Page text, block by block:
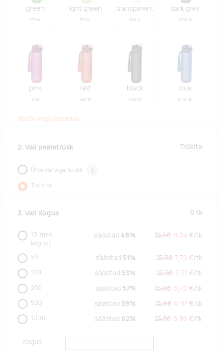
green
179 tk
light green
591 tk
transparent
894 tk
dark grey
2306 tk
pink
6 tk
red
597 tk
black
7725 tk
blue
2444 tk
Vaata kogu laoseisu
2. Vali pealetrükk Trükita
Ühe värviga trükk i
Trükita
3. Vali Kogus 0 tk
10 (min.
kogus)
säästad 48% 15,58 8,04 €/tk
50 säästad 51% 15,58 7,70 €/tk
100 säästad 53% 15,58 7,37 €/tk
250 säästad 57% 15,58 6,70 €/tk
500 säästad 59% 15,58 6,37 €/tk
1000 säästad 62% 15,58 5,86 €/tk
Kogus